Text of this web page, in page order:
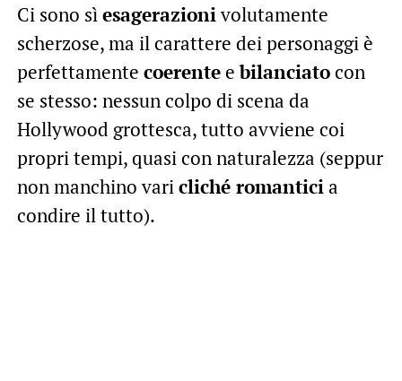
Ci sono sìesagerazionivolutamente
scherzose, ma il carattere dei personaggi è
perfettamente coerenteebilanciatocon
se stesso: nessun colpo di scena da
Hollywood grottesca, tutto avviene coi
propri tempi, quasi con naturalezza (seppur
non manchino varicliché romanticia
condire il tutto).